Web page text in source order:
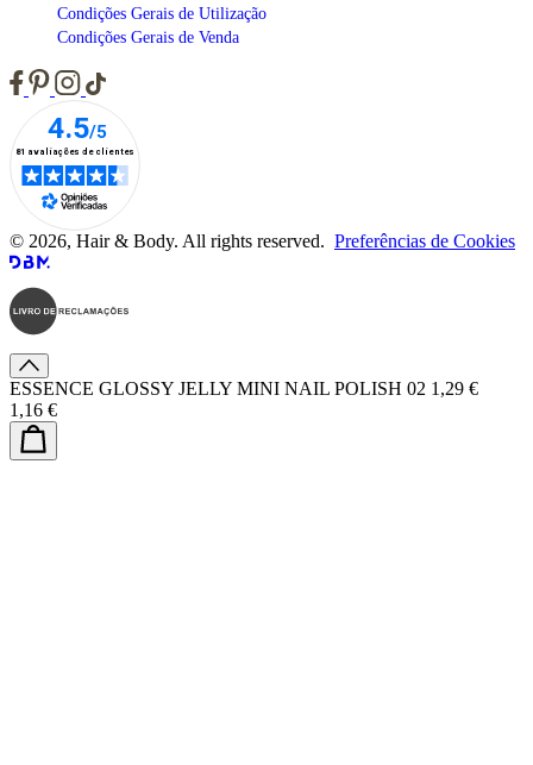
Condições Gerais de Utilização
Condições Gerais de Venda
© 2026, Hair & Body. All rights reserved. Preferências de Cookies
ESSENCE GLOSSY JELLY MINI NAIL POLISH 02 1,29 €
1,16 €